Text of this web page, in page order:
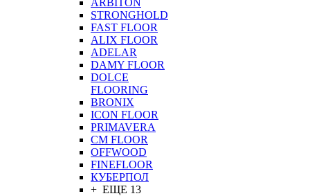
ARBITON
STRONGHOLD
FAST FLOOR
ALIX FLOOR
ADELAR
DAMY FLOOR
DOLCE
FLOORING
BRONIX
ICON FLOOR
PRIMAVERA
CM FLOOR
OFFWOOD
FINEFLOOR
КУБЕРПОЛ
+ ЕЩЕ 13